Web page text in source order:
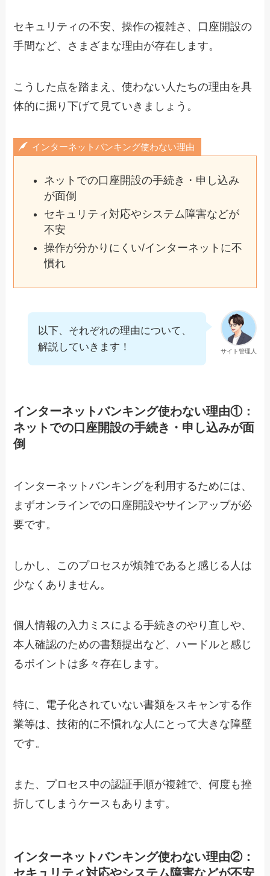
セキュリティの不安、操作の複雑さ、口座開設の
手間など、さまざまな理由が存在します。
こうした点を踏まえ、使わない人たちの理由を具
体的に掘り下げて見ていきましょう。
インターネットバンキング使わない理由
ネットでの口座開設の手続き・申し込み
が面倒
セキュリティ対応やシステム障害などが
不安
操作が分かりにくい/インターネットに不
慣れ
サイト管理人
以下、それぞれの理由について、
解説していきます！
インターネットバンキング使わない理由①：
ネットでの口座開設の手続き・申し込みが面
倒
インターネットバンキングを利用するためには、
まずオンラインでの口座開設やサインアップが必
要です。
しかし、このプロセスが煩雑であると感じる人は
少なくありません。
個人情報の入力ミスによる手続きのやり直しや、
本人確認のための書類提出など、ハードルと感じ
るポイントは多々存在します。
特に、電子化されていない書類をスキャンする作
業等は、技術的に不慣れな人にとって大きな障壁
です。
また、プロセス中の認証手順が複雑で、何度も挫
折してしまうケースもあります。
インターネットバンキング使わない理由②：
セキュリティ対応やシステム障害などが不安